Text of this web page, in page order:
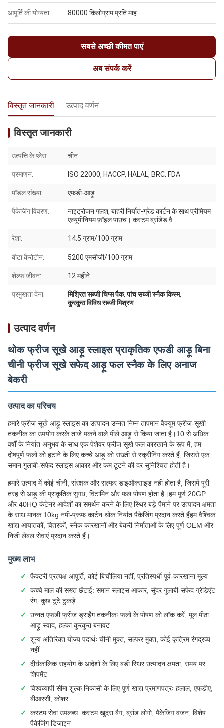
आपूर्ति की योग्यता: 80000 किलोग्राम प्रति माह
सबसे अच्छी कीमत पाएं
अब संपर्क करें
विस्तृत जानकारी उत्पाद वर्णन
विस्तृत जानकारी
उत्पत्ति के प्लेस: चीन
प्रमाणन: ISO 22000, HACCP, HALAL, BRC, FDA
मॉडल संख्या: एफडी-आड़ू
पैकेजिंग विवरण:
नाइट्रोजन फ्लश, बाहरी निर्यात-ग्रेड कार्टन के साथ प्रीमियम
एल्यूमीनियम फ़ॉइल पाउच। कस्टम ब्रांडेड वै
रेशा: 14.5 ग्राम/100 ग्राम
बीटा कैरोटीन: 5200 एमसीजी/100 ग्राम
शेल्फ जीवन: 12 महीने
प्रमुखता देना: मिश्रित सब्जी चिप्स पैक,पांच सब्जी स्नैक किस्म,
कुरकुरा विविध सब्जी मिश्रण
उत्पाद वर्णन
थोक फ्रीज सूखे आड़ू स्लाइस प्राकृतिक एफडी आड़ू बिना
चीनी फ्रीज सूखे सफेद आड़ू फल स्नैक के लिए अनाज
बेकरी
उत्पाद का परिचय
हमारे फ्रीज सूखे आड़ू स्लाइस का उत्पादन उन्नत निम्न तापमान वैक्यूम फ्रीज-सूखी
तकनीक का उपयोग करके ताजे पकने वाले पीले आड़ू से किया जाता है।10 से अधिक
वर्षों के निर्यात अनुभव के साथ एक पेशेवर फ्रीज सूखे फल कारखाने के रूप में, हम
दोषपूर्ण फलों को हटाने के लिए कच्चे आड़ू को सख्ती से स्क्रीनिंग करते हैं, जिससे एक
समान गुलाबी-सफेद स्लाइस आकार और कम टूटने की दर सुनिश्चित होती है।
हमारे उत्पाद में कोई चीनी, संरक्षक और सल्फर डाइऑक्साइड नहीं होता है, जिसमें पूरी
तरह से आड़ू की प्राकृतिक सुगंध, विटामिन और फल पोषण होता है।हम पूर्ण 20GP
और 40HQ कंटेनर आदेशों का समर्थन करने के लिए स्थिर बड़े पैमाने पर उत्पादन क्षमता
के साथ मानक 10kg नमी-प्रूफ कार्टन थोक निर्यात पैकेजिंग प्रदान करते हैंहम वैश्विक
खाद्य आयातकों, वितरकों, स्नैक कारखानों और बेकरी निर्माताओं के लिए पूर्ण OEM और
निजी लेबल सेवाएं प्रदान करते हैं।
मुख्य लाभ
फैक्टरी प्रत्यक्ष आपूर्ति, कोई बिचौलिया नहीं, प्रतिस्पर्धी पूर्व-कारखाना मूल्य
कच्चे माल की सख्त छँटाई: समान स्लाइस आकार, सुंदर गुलाबी-सफेद ग्रेडिएंट
रंग, कुछ टूटे टुकड़े
उन्नत एफडी फ्रीज ड्राईंग तकनीकः फलों के पोषण को लॉक करें, मूल मीठा
आड़ू स्वाद, हल्का कुरकुरा बनावट
शून्य अतिरिक्त योज्य पदार्थः चीनी मुक्त, सल्फर मुक्त, कोई कृत्रिम रंगद्रव्य
नहीं
दीर्घकालिक सहयोग के आदेशों के लिए बड़ी स्थिर उत्पादन क्षमता, समय पर
शिपमेंट
विश्वव्यापी सीमा शुल्क निकासी के लिए पूर्ण खाद्य प्रमाणपत्रः हलाल, एफडीए,
बीआरसी, कोशर
कस्टम सेवा उपलब्ध: कस्टम खुदरा बैग, ब्रांड लोगो, पैकेजिंग वजन, विशेष
पैकेजिंग डिजाइन